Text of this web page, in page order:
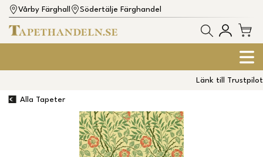
Vårby Färghall Södertälje Färghandel
Länk till Trustpilot
Alla Tapeter